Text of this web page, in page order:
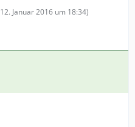
12. Januar 2016 um 18:34)